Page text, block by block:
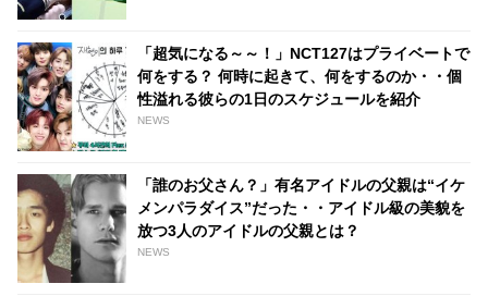
「超気になる～～！」NCT127はプライベートで
何をする？ 何時に起きて、何をするのか・・個
性溢れる彼らの1日のスケジュールを紹介
NEWS
「誰のお父さん？」有名アイドルの父親は“イケ
メンパラダイス”だった・・アイドル級の美貌を
放つ3人のアイドルの父親とは？
NEWS